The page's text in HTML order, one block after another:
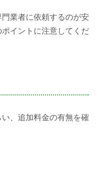
業者に依頼するのが安
イントに注意してくだ
、追加料金の有無を確